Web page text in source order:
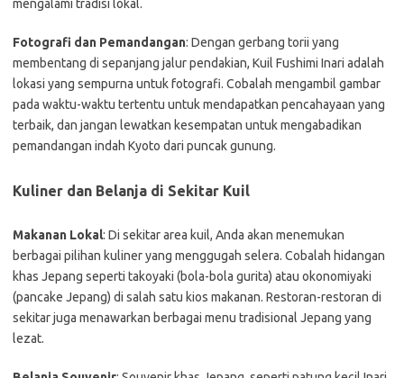
mengalami tradisi lokal.
Fotografi dan Pemandangan: Dengan gerbang torii yang
membentang di sepanjang jalur pendakian, Kuil Fushimi Inari adalah
lokasi yang sempurna untuk fotografi. Cobalah mengambil gambar
pada waktu-waktu tertentu untuk mendapatkan pencahayaan yang
terbaik, dan jangan lewatkan kesempatan untuk mengabadikan
pemandangan indah Kyoto dari puncak gunung.
Kuliner dan Belanja di Sekitar Kuil
Makanan Lokal: Di sekitar area kuil, Anda akan menemukan
berbagai pilihan kuliner yang menggugah selera. Cobalah hidangan
khas Jepang seperti takoyaki (bola-bola gurita) atau okonomiyaki
(pancake Jepang) di salah satu kios makanan. Restoran-restoran di
sekitar juga menawarkan berbagai menu tradisional Jepang yang
lezat.